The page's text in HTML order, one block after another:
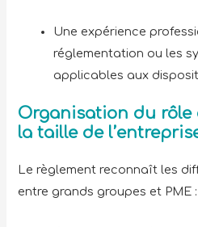
Une expérience
réglementation ou les
applicables aux
Organisation du rôle
la taille de
Le règlement reconnaît les
entre grands groupes et PME :